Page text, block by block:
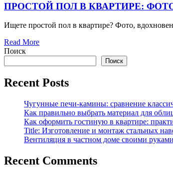
ПРОСТОЙ ПОЛ В КВАРТИРЕ:
Ищете простой пол в квартире? Фото,
Read More
Поиск
Поиск
Recent Posts
Чугунные печи-камины: сравнение
Как правильно выбрать материал для
Как оформить гостиную в квартире:
Title: Изготовление и монтаж стальных
Вентиляция в частном доме своими
Recent Comments